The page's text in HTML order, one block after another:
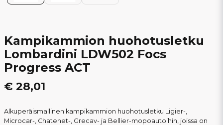
Kampikammion huohotusletku
Lombardini LDW502 Focs
Progress ACT
€ 28,01
Alkuperäismallinen kampikammion huohotusletku Ligier-,
Microcar-, Chatenet-, Grecav- ja Bellier-mopoautoihin, joissa on